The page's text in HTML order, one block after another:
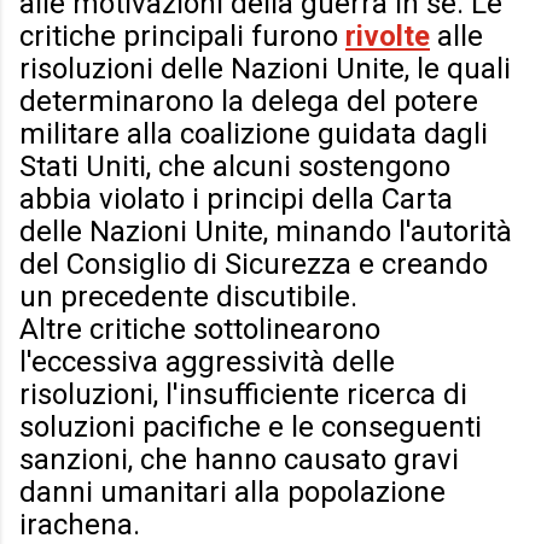
critiche principali furono rivolte alle
risoluzioni delle Nazioni Unite, le quali
determinarono la delega del potere
militare alla coalizione guidata dagli
Stati Uniti, che alcuni sostengono
abbia violato i principi della Carta
delle Nazioni Unite, minando l'autorità
del Consiglio di Sicurezza e creando
un precedente discutibile.
Altre critiche sottolinearono
l'eccessiva aggressività delle
risoluzioni, l'insufficiente ricerca di
soluzioni pacifiche e le conseguenti
sanzioni, che hanno causato gravi
danni umanitari alla popolazione
irachena.